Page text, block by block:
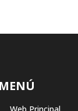
MENÚ
Web Principal